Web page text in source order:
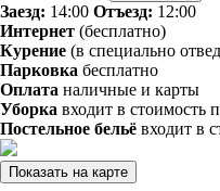
Заезд: 14:00 Отъезд: 12:00
Интернет (бесплатно)
Курение (в специально
Парковка бесплатно
Оплата наличные и карты
Уборка входит в стоимость
Постельное бельё входит в
Показать на карте